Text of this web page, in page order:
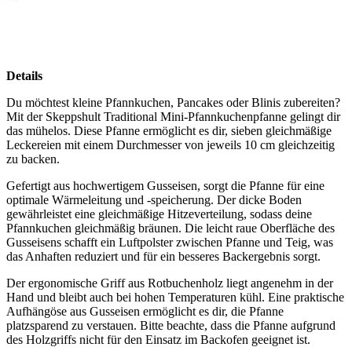
Details
Du möchtest kleine Pfannkuchen, Pancakes oder Blinis zubereiten?
Mit der Skeppshult Traditional Mini-Pfannkuchenpfanne gelingt dir
das mühelos. Diese Pfanne ermöglicht es dir, sieben gleichmäßige
Leckereien mit einem Durchmesser von jeweils 10 cm gleichzeitig
zu backen.
Gefertigt aus hochwertigem Gusseisen, sorgt die Pfanne für eine
optimale Wärmeleitung und -speicherung. Der dicke Boden
gewährleistet eine gleichmäßige Hitzeverteilung, sodass deine
Pfannkuchen gleichmäßig bräunen. Die leicht raue Oberfläche des
Gusseisens schafft ein Luftpolster zwischen Pfanne und Teig, was
das Anhaften reduziert und für ein besseres Backergebnis sorgt.
Der ergonomische Griff aus Rotbuchenholz liegt angenehm in der
Hand und bleibt auch bei hohen Temperaturen kühl. Eine praktische
Aufhängöse aus Gusseisen ermöglicht es dir, die Pfanne
platzsparend zu verstauen. Bitte beachte, dass die Pfanne aufgrund
des Holzgriffs nicht für den Einsatz im Backofen geeignet ist.